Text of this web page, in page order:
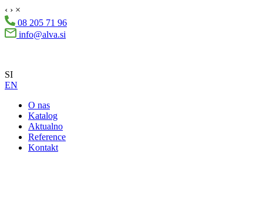
‹ › ×
08 205 71 96
info@alva.si
SI
EN
O nas
Katalog
Aktualno
Reference
Kontakt